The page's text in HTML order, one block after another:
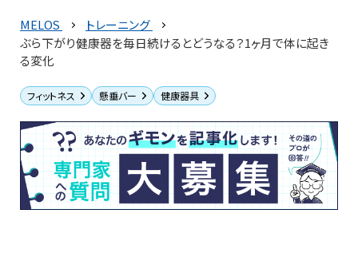
MELOS
トレーニング
ぶら下がり健康器を毎日続けるとどうなる？1ヶ月で体に起き
る変化
フィットネス 懸垂バー 健康器具